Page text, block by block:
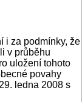
i za podmínky, že
v průběhu
uložení tohoto
povahy
ledna 2008 s